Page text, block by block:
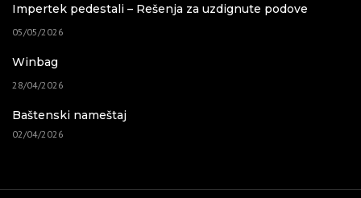
Impertek pedestali – Rešenja za uzdignute podove
05/05/2026
Winbag
28/04/2026
Baštenski nameštaj
02/04/2026